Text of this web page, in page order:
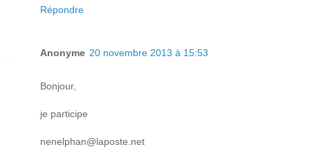
Répondre
Anonyme 20 novembre 2013 à 15:53
Bonjour,
je participe
nenelphan@laposte.net